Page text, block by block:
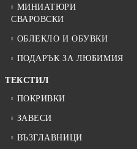
МИНИАТЮРИ
СВАРОВСКИ
ОБЛЕКЛО И ОБУВКИ
ПОДАРЪК ЗА ЛЮБИМИЯ
ТЕКСТИЛ
ПОКРИВКИ
ЗАВЕСИ
ВЪЗГЛАВНИЦИ